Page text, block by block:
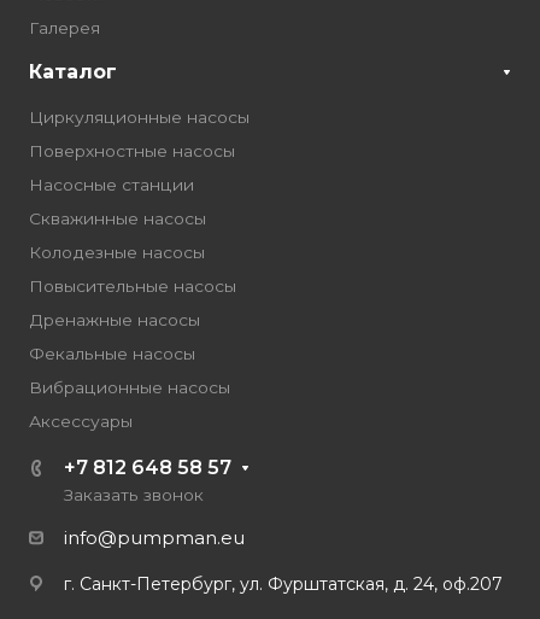
Галерея
Каталог
Циркуляционные насосы
Поверхностные насосы
Насосные станции
Скважинные насосы
Колодезные насосы
Повысительные насосы
Дренажные насосы
Фекальные насосы
Вибрационные насосы
Аксессуары
+7 812 648 58 57
Заказать звонок
info@pumpman.eu
г. Санкт-Петербург, ул. Фурштатская, д. 24, оф.207